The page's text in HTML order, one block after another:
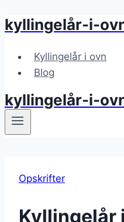
Fortsæt
indhold
kyllingelår-i-
Kyllingelår i ovn
Blog
kyllingelår-i-
Opskrifter
Kyllingelår